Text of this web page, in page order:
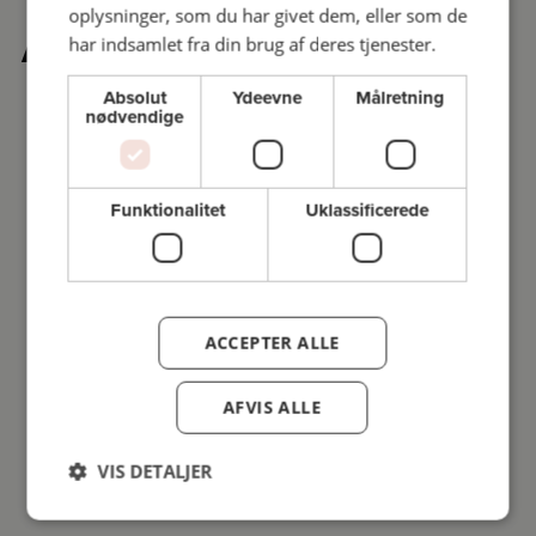
Andre købte også
oplysninger, som du har givet dem, eller som de
har indsamlet fra din brug af deres tjenester.
Absolut
nødvendige
Ydeevne Målretning
Funktionalitet Uklassificerede
ACCEPTER ALLE
AFVIS ALLE
VIS DETALJER